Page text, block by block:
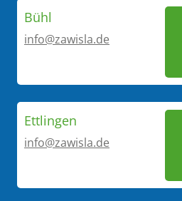
Bühl
info@zawisla.de
Ettlingen
info@zawisla.de